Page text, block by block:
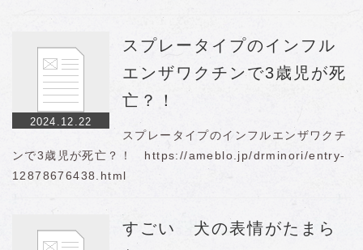
2024.12.22
スプレータイプのインフル
エンザワクチンで3歳児が死
亡？！
スプレータイプのインフルエンザワクチ
ンで3歳児が死亡？！ https://ameblo.jp/drminori/entry-
12878676438.html
すごい 犬の表情がたまら